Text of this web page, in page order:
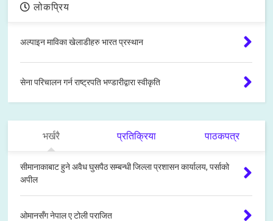
लोकप्रिय
अल्पाइन माविका खेलाडीहरु भारत प्रस्थान
सेना परिचालन गर्न राष्ट्रपति भण्डारीद्वारा स्वीकृति
भर्खरै प्रतिक्रिया पाठकपत्र
सीमानाकाबाट हुने अवैध घुसपैठ सम्बन्धी जिल्ला प्रशासन कार्यालय, पर्साको
अपील
ओमानसँग नेपाल ए टोली पराजित